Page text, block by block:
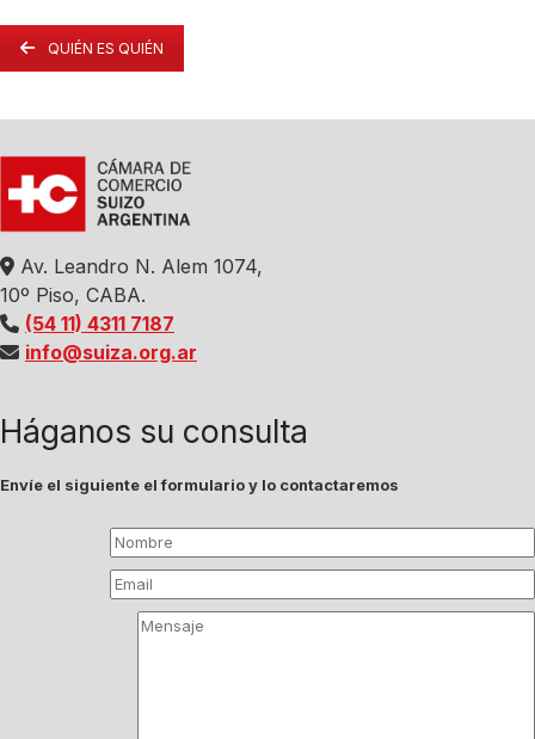
QUIÉN ES QUIÉN
Av. Leandro N. Alem 1074,
10º Piso, CABA.
(54 11) 4311 7187
info@suiza.org.ar
Háganos su consulta
Envíe el siguiente el formulario y lo contactaremos